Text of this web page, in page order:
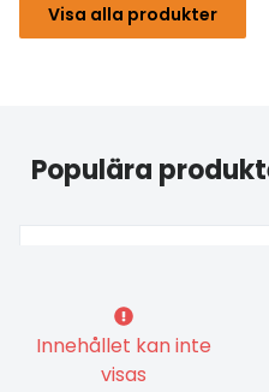
Visa alla produkter
Populära
Innehållet kan inte
visas